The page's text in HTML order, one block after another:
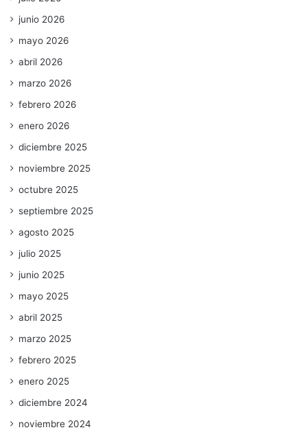
junio 2026
mayo 2026
abril 2026
marzo 2026
febrero 2026
enero 2026
diciembre 2025
noviembre 2025
octubre 2025
septiembre 2025
agosto 2025
julio 2025
junio 2025
mayo 2025
abril 2025
marzo 2025
febrero 2025
enero 2025
diciembre 2024
noviembre 2024